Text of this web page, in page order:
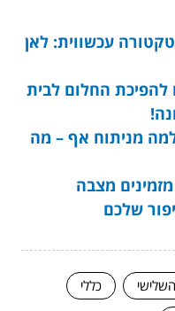
עכשווית: לאן
החלום לבית
מניתוח אף – מה
מזמינים מצבה
שלכם
כללי